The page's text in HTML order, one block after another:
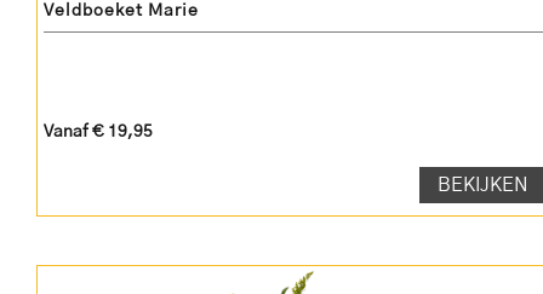
Veldboeket Marie
Vanaf € 19,95
BEKIJKEN